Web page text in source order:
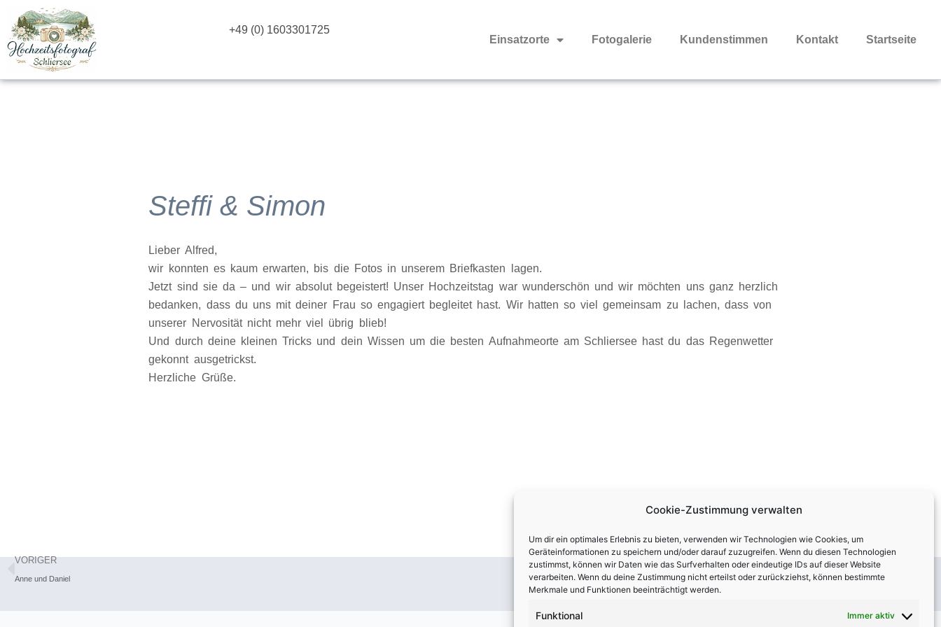
Cookie-Zustimmung verwalten
Um dir ein optimales Erlebnis zu bieten, verwenden wir Technologien wie Cookies, um
Geräteinformationen zu speichern und/oder darauf zuzugreifen. Wenn du diesen Technologien
zustimmst, können wir Daten wie das Surfverhalten oder eindeutige IDs auf dieser Website
verarbeiten. Wenn du deine Zustimmung nicht erteilst oder zurückziehst, können bestimmte
Merkmale und Funktionen beeinträchtigt werden.
Funktional Immer aktiv
Inhalt
springen
+49 (0) 1603301725
Einsatzorte
Fotogalerie Kundenstimmen Kontakt Startseite
Steffi & Simon
Lieber Alfred,
wir konnten es kaum erwarten, bis die Fotos in unserem Briefkasten lagen.
Jetzt sind sie da – und wir absolut begeistert! Unser Hochzeitstag war wunderschön und wir möchten uns ganz herzlich
bedanken, dass du uns mit deiner Frau so engagiert begleitet hast. Wir hatten so viel gemeinsam zu lachen, dass von
unserer Nervosität nicht mehr viel übrig blieb!
Und durch deine kleinen Tricks und dein Wissen um die besten Aufnahmeorte am Schliersee hast du das Regenwetter
gekonnt ausgetrickst.
Herzliche Grüße.
Zurück
VORIGER
Anne und Daniel
NÄCHSTER
Madeleine und Bodo